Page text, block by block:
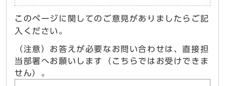
このページに関してのご意見がありましたらご記
入ください。
（注意）お答えが必要なお問い合わせは、直接担
当部署へお願いします（こちらではお受けできま
せん）。